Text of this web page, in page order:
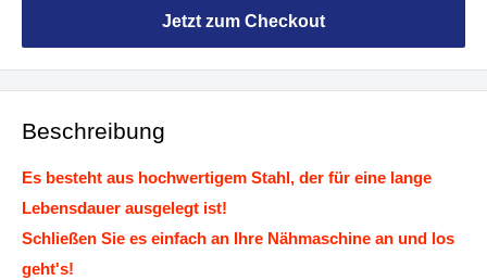
Jetzt zum Checkout
Beschreibung
Es besteht aus hochwertigem Stahl, der für eine lange
Lebensdauer ausgelegt ist!
Schließen Sie es einfach an Ihre Nähmaschine an und los
geht's!